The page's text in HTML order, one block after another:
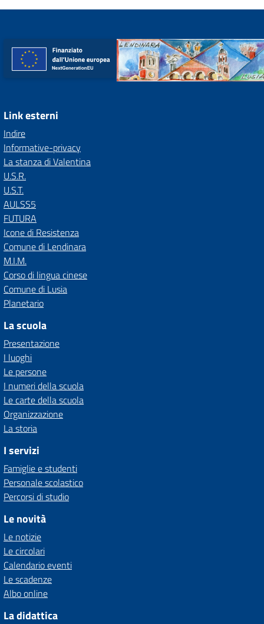
Link esterni
Indire
Informative-privacy
La stanza di Valentina
U.S.R.
U.S.T.
AULSS5
FUTURA
Icone di Resistenza
Comune di Lendinara
M.I.M.
Corso di lingua cinese
Comune di Lusia
Planetario
La scuola
Presentazione
I luoghi
Le persone
I numeri della scuola
Le carte della scuola
Organizzazione
La storia
I servizi
Famiglie e studenti
Personale scolastico
Percorsi di studio
Le novità
Le notizie
Le circolari
Calendario eventi
Le scadenze
Albo online
La didattica